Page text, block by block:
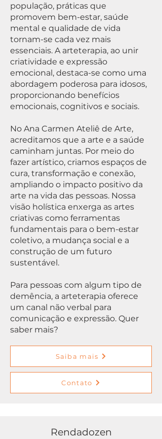
população, práticas que
promovem bem-estar, saúde
mental e qualidade de vida
tornam-se cada vez mais
essenciais. A arteterapia, ao unir
criatividade e expressão
emocional, destaca-se como uma
abordagem poderosa para idosos,
proporcionando benefícios
emocionais, cognitivos e sociais.
No Ana Carmen Ateliê de Arte,
acreditamos que a arte e a saúde
caminham juntas. Por meio do
fazer artístico, criamos espaços de
cura, transformação e conexão,
ampliando o impacto positivo da
arte na vida das pessoas. Nossa
visão holística enxerga as artes
criativas como ferramentas
fundamentais para o bem-estar
coletivo, a mudança social e a
construção de um futuro
sustentável.
Para pessoas com algum tipo de
demência, a arteterapia oferece
um canal não verbal para
comunicação e expressão. Quer
saber mais?​​​
Saiba mais
Contato
Rendadozen